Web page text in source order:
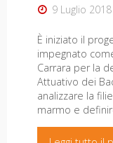
9 Luglio 2018
È iniziato il
impegnato
Carrara per la
Attuativo dei
analizzare la
marmo e